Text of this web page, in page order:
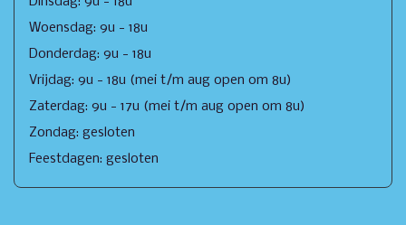
Woensdag: 9u - 18u
Donderdag: 9u - 18u
Vrijdag: 9u - 18u (mei t/m aug open om 8u)
Zaterdag: 9u - 17u (mei t/m aug open om 8u)
Zondag: gesloten
Feestdagen: gesloten